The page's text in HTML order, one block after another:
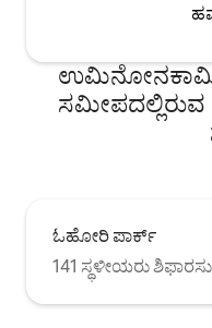
ದಯವಿಟ್ಟು ನನಗೆ ಮುಂಚಿತವಾಗಿ
ಮುಂದೆ ಮತ್ತು ಉದ್ಯಾನದಲ್ಲಿ
ಅಳವಡಿಸಲಾಗಿದೆ. ರೂಮ್‌ನಲ್ಲಿ
ಸಮೀಪದಲ್ಲಿರುವ
ಓಹೋರಿ ಪಾರ್ಕ್
141 ಸ್ಥಳೀಯರು